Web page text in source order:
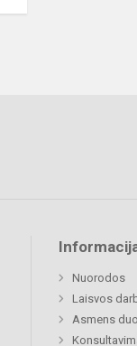
Nuorodos
Laisvos
Asmens